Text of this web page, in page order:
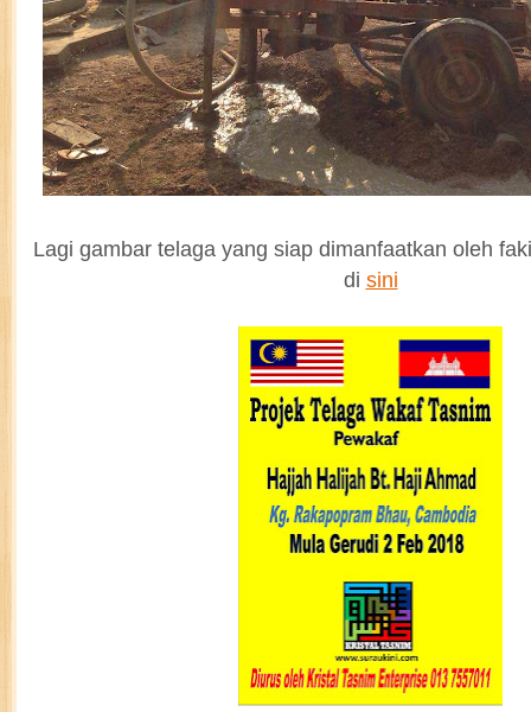
Lagi gambar telaga yang siap dimanfaatkan oleh
di sini